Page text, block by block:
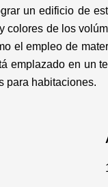
un edificio de
de los
el empleo de
emplazado en un
para habitaciones.